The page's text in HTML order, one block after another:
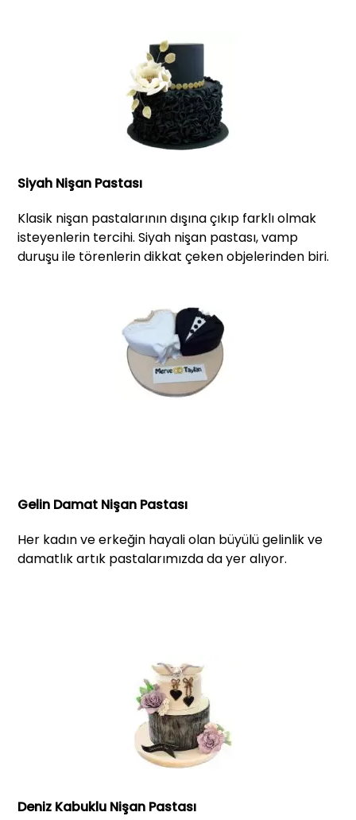
Siyah Nişan Pastası
Klasik nişan pastalarının dışına çıkıp farklı olmak
isteyenlerin tercihi. Siyah nişan pastası, vamp
duruşu ile törenlerin dikkat çeken objelerinden biri.
Gelin Damat Nişan Pastası
Her kadın ve erkeğin hayali olan büyülü gelinlik ve
damatlık artık pastalarımızda da yer alıyor.
Deniz Kabuklu Nişan Pastası